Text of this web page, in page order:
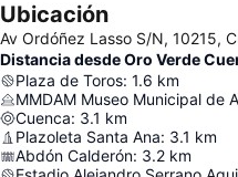
Ubicación
Av Ordóñez Lasso S/N, 10215,
Distancia desde Oro Verde
Plaza de Toros: 1.6 km
MMDAM Museo Municipal de
Cuenca: 3.1 km
Plazoleta Santa Ana: 3.1 km
Abdón Calderón: 3.2 km